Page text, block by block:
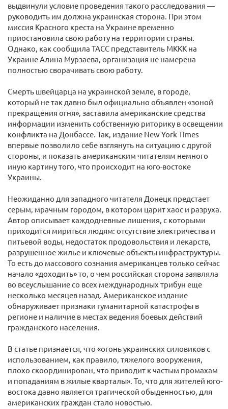
выдвинули условие проведения такого расследования —
руководить им должна украинская сторона. При этом
миссия Красного креста на Украине временно
приостановила свою работу на территории страны.
Однако, как сообщила ТАСС представитель МККК на
Украине Алина Мурзаева, организация не намерена
полностью сворачивать свою работу.
Смерть швейцарца на украинской земле, в городе,
который не так давно был официально объявлен «зоной
прекращения огня», заставила американские средства
информации изменить собственную риторику в освещении
конфликта на Донбассе. Так, издание New York Times
впервые позволило себе взглянуть на ситуацию с другой
стороны, и показать американским читателям немного
иную картину того, что происходит на юго-востоке
Украины.
Неожиданно для западного читателя Донецк предстает
серым, мрачным городом, в котором царит хаос и разруха.
Автор описывает каждодневные лишения, с которыми
приходится мириться людям: отсутствие электричества и
питьевой воды, недостаток продовольствия и лекарств,
разрушенное жилье и ключевые объекты инфраструктуры.
То есть до массового сознания американцев только сейчас
начало «доходить» то, о чем российская сторона заявляла
во всеуслышание со всех международных трибун еще
несколько месяцев назад. Американское издание
обнаруживает признаки гуманитарной катастрофы в
регионе и наличие в местах ведения боевых действий
гражданского населения.
В статье признается, что «огонь украинских силовиков с
использованием, как правило, тяжелого вооружения,
плохо скоординирован, что приводит к частым промахам
и попаданиям в жилые кварталы». То, что для жителей юго-
востока давно является трагической обыденностью, для
американских граждан стало новостью.